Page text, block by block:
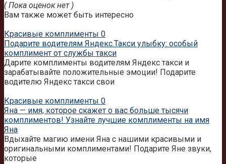
( Пока оценок нет )
Вам также может быть интересно
Красивые комплименты 0
Подарите водителям Яндекс.Такси улыбку: особый
комплимент от службы такси
Дарите комплименты водителям Яндекс такси и
зарабатывайте положительные эмоции! Подарите
водителю Яндекс такси свои
Красивые комплименты 0
Яна — имя, которое скажет о вас больше тысячи
комплиментов! Узнайте лучшие комплименты на имя
Яна
Вдыхайте магию имени Яна с нашими красивыми и
оригинальными комплиментами! Подарите Яне звуки,
которые